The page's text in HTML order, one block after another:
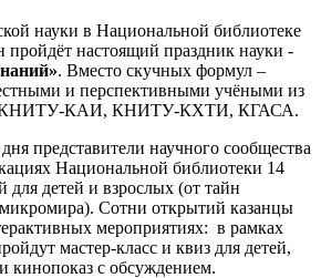
науки в Национальной библиотеке
пройдёт настоящий праздник науки -
. Вместо скучных формул –
и перспективными учёными из
КНИТУ-КАИ, КНИТУ-КХТИ, КГАСА.
представители научного сообщества
Национальной библиотеки 14
для детей и взрослых (от тайн
Сотни открытий казанцы
мероприятиях: в рамках
мастер-класс и квиз для детей,
кинопоказ с обсуждением.